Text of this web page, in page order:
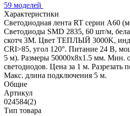
59 моделей
Характеристики
Светодиодная лента RT серии A60
Светодиоды SMD 2835, 60 шт/м,
скотч 3M. Цвет ТЕПЛЫЙ 3000K,
CRI>85, угол 120°. Питание 24 В,
5 м). Размеры 50000x8x1.5 мм. Мин.
светодиодов. Цена за 1 м. Разрезать
Макс. длина подключения 5 м.
Общие
Артикул
024584(2)
Тип товара